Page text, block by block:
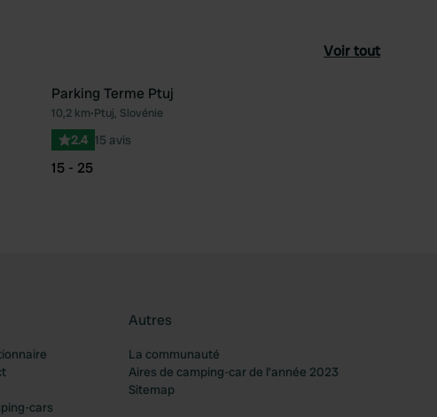
Voir tout
Préféré
Parking Terme Ptuj
10,2 km•Ptuj, Slovénie
2.4 15 avis
15 - 25
cars
Autres
La communauté
Aires de camping-car de l’année 2023
Sitemap